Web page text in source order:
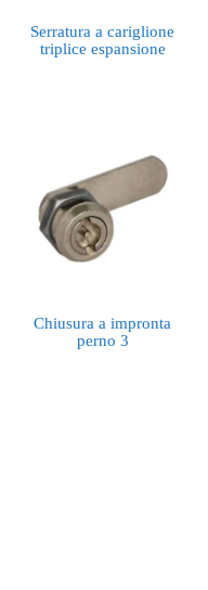
Serratura a cariglione
triplice espansione
Chiusura a impronta
perno 3